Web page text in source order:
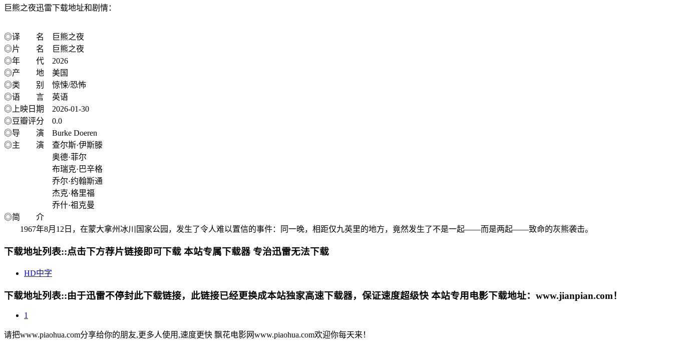
巨熊之夜迅雷下载地址和剧情：
◎译 名 巨熊之夜
◎片 名 巨熊之夜
◎年 代 2026
◎产 地 美国
◎类 别 惊悚/恐怖
◎语 言 英语
◎上映日期 2026-01-30
◎豆瓣评分 0.0
◎导 演 Burke Doeren
◎主 演 查尔斯·伊斯滕
奥德·菲尔
布瑞克·巴辛格
乔尔·约翰斯通
杰克·格里福
乔什·祖克曼
◎简 介
1967年8月12日，在蒙大拿州冰川国家公园，发生了令人难以置信的事件：同一晚，相距仅九英里的地方，竟然发生了不是一起——而是两起——致命的灰熊袭击。
下载地址列表::点击下方荐片链接即可下载 本站专属下载器 专治迅雷无法下载
HD中字
下载地址列表::由于迅雷不停封此下载链接，此链接已经更换成本站独家高速下载器，保证速度超级快 本站专用电影下载地址：www.jianpian.com！
1
请把www.piaohua.com分享给你的朋友,更多人使用,速度更快 飘花电影网www.piaohua.com欢迎你每天来！